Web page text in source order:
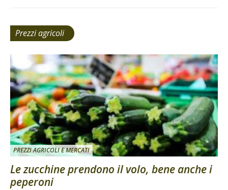
Prezzi agricoli
PREZZI AGRICOLI E MERCATI
Le zucchine prendono il volo, bene anche i
peperoni